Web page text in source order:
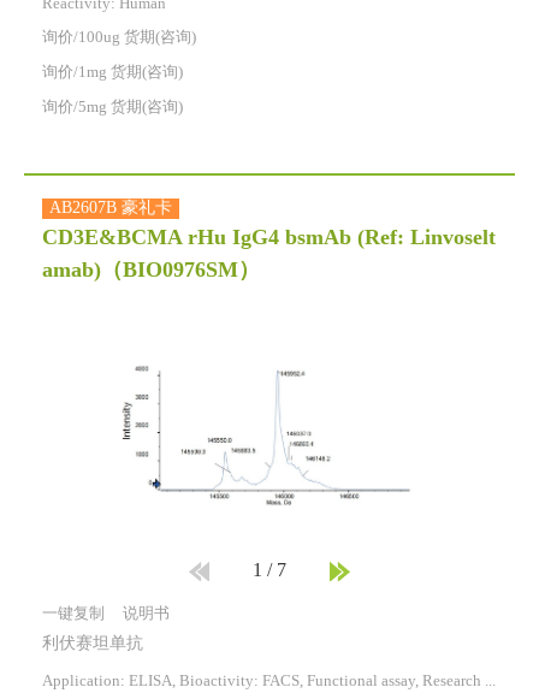
Reactivity: Human
询价/100ug 货期(咨询)
询价/1mg 货期(咨询)
询价/5mg 货期(咨询)
AB2607B 豪礼卡
CD3E&BCMA rHu IgG4 bsmAb (Ref: Linvoselt
amab) （BIO0976SM）
1 / 7
一键复制 说明书
利伏赛坦单抗
Application: ELISA, Bioactivity: FACS, Functional assay, Research in vivo